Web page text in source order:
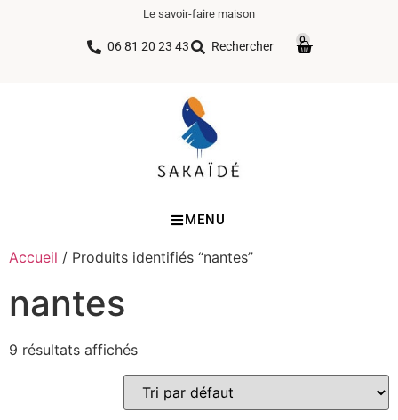
Le savoir-faire maison
06 81 20 23 43 Rechercher 0
MENU
Accueil / Produits identifiés “nantes”
nantes
9 résultats affichés